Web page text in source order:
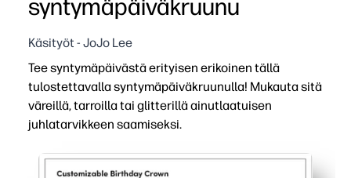
syntymäpäiväkruunu
Käsityöt - JoJo Lee
Tee syntymäpäivästä erityisen erikoinen tällä
tulostettavalla syntymäpäiväkruunulla! Mukauta sitä
väreillä, tarroilla tai glitterillä ainutlaatuisen
juhlatarvikkeen saamiseksi.